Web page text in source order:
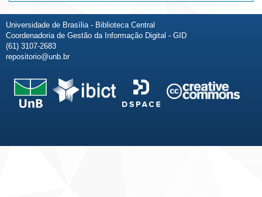
Universidade de Brasília - Biblioteca Central
Coordenadoria de Gestão da Informação Digital - GID
(61) 3107-2683
repositorio@unb.br